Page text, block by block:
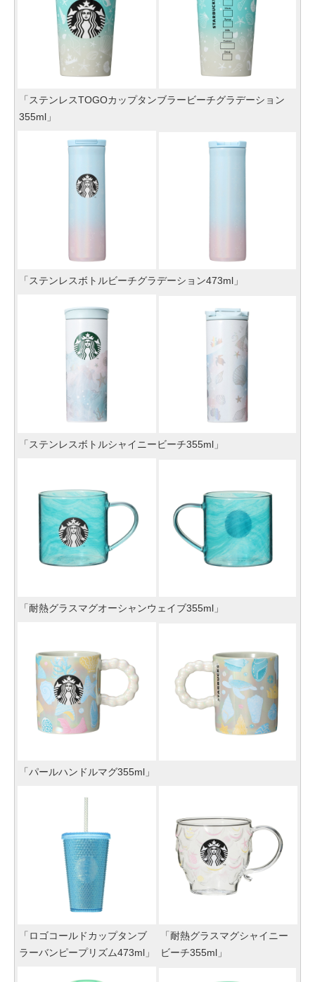
「ステンレスTOGOカップタンブラービーチグラデーション
355ml」
「ステンレスボトルビーチグラデーション473ml」
「ステンレスボトルシャイニービーチ355ml」
「耐熱グラスマグオーシャンウェイブ355ml」
「パールハンドルマグ355ml」
「ロゴコールドカップタンブ
ラーバンピープリズム473ml」
「耐熱グラスマグシャイニー
ビーチ355ml」